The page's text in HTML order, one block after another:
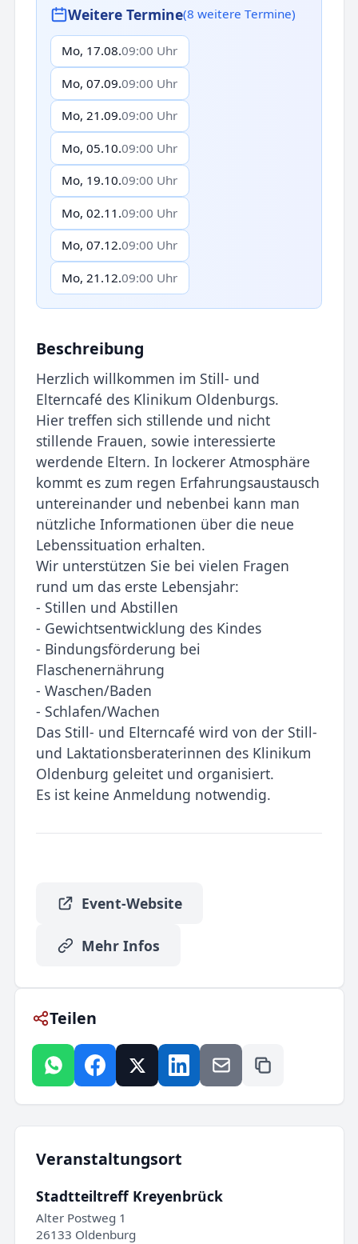
Weitere Termine(8 weitere Termine)
Mo, 17.08.09:00 Uhr
Mo, 07.09.09:00 Uhr
Mo, 21.09.09:00 Uhr
Mo, 05.10.09:00 Uhr
Mo, 19.10.09:00 Uhr
Mo, 02.11.09:00 Uhr
Mo, 07.12.09:00 Uhr
Mo, 21.12.09:00 Uhr
Beschreibung
Herzlich willkommen im Still- und
Elterncafé des Klinikum Oldenburgs.
Hier treffen sich stillende und nicht
stillende Frauen, sowie interessierte
werdende Eltern. In lockerer Atmosphäre
kommt es zum regen Erfahrungsaustausch
untereinander und nebenbei kann man
nützliche Informationen über die neue
Lebenssituation erhalten.
Wir unterstützen Sie bei vielen Fragen
rund um das erste Lebensjahr:
- Stillen und Abstillen
- Gewichtsentwicklung des Kindes
- Bindungsförderung bei
Flaschenernährung
- Waschen/Baden
- Schlafen/Wachen
Das Still- und Elterncafé wird von der Still-
und Laktationsberaterinnen des Klinikum
Oldenburg geleitet und organisiert.
Es ist keine Anmeldung notwendig.
Event-Website
Mehr Infos
Teilen
Veranstaltungsort
Stadtteiltreff Kreyenbrück
Alter Postweg 1
26133 Oldenburg